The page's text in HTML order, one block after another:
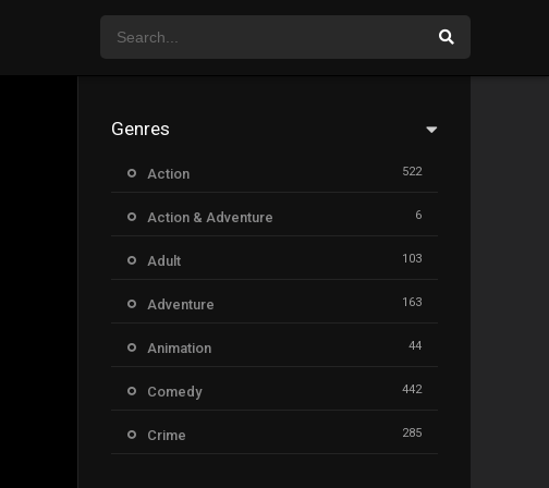
Genres
Action 522
Action & Adventure 6
Adult 103
Adventure 163
Animation 44
Comedy 442
Crime 285